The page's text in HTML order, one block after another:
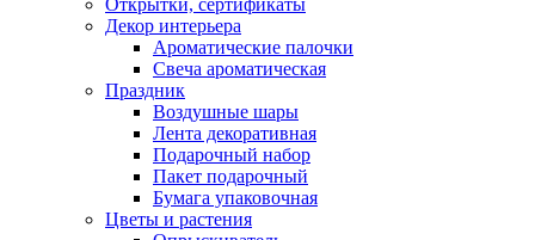
Открытки, сертификаты
Декор интерьера
Ароматические палочки
Свеча ароматическая
Праздник
Воздушные шары
Лента декоративная
Подарочный набор
Пакет подарочный
Бумага упаковочная
Цветы и растения